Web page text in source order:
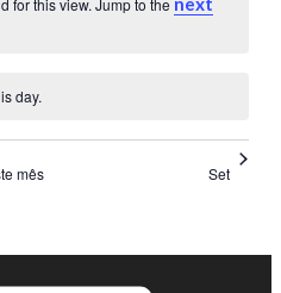
day.
mês Set